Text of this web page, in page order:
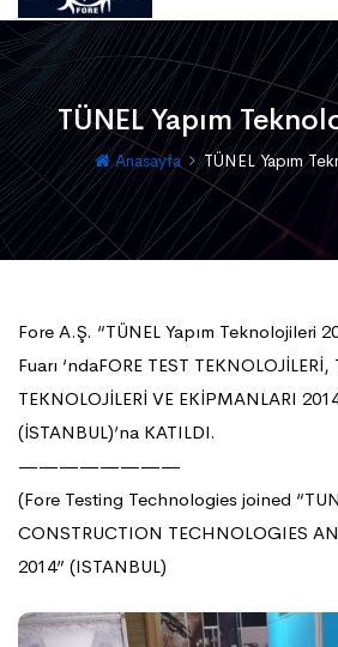
TÜNEL Yapım
Anasayfa TÜNEL Yapım
Fore A.Ş. “TÜNEL Yapım Teknolojileri
Fuarı ‘ndaFORE TEST
TEKNOLOJİLERİ VE EKİPMANLARI
(İSTANBUL)’na KATILDI.
————————
(Fore Testing Technologies joined
CONSTRUCTION TECHNOLOGIES
2014” (ISTANBUL)